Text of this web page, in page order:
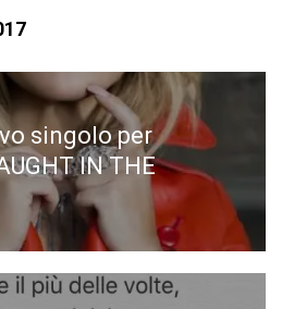
singolo per
IN THE